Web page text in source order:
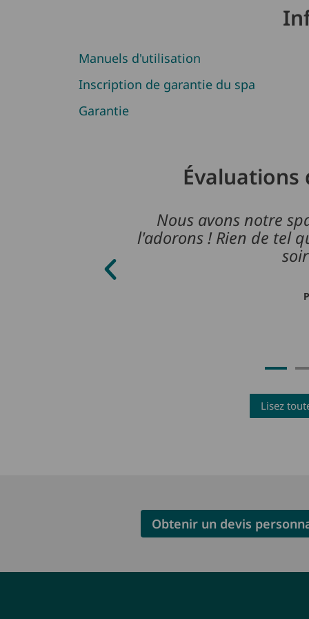
Manuels d'utilisation
Inscription de garantie du spa
Garantie
Nous avons notre
l'adorons ! Rien de tel
Lisez
Obtenir un devis